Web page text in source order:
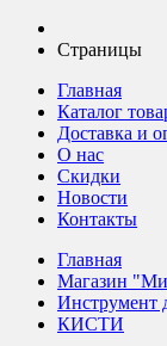
Страницы
Главная
Каталог
Доставка и
О нас
Скидки
Новости
Контакты
Главная
Магазин
Инструмент
КИСТИ